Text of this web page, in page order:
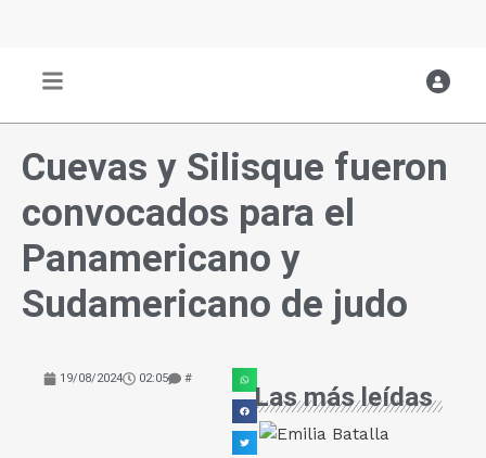
Cuevas y Silisque fueron
convocados para el
Panamericano y
Sudamericano de judo
19/08/2024 02:05 #
Las más leídas